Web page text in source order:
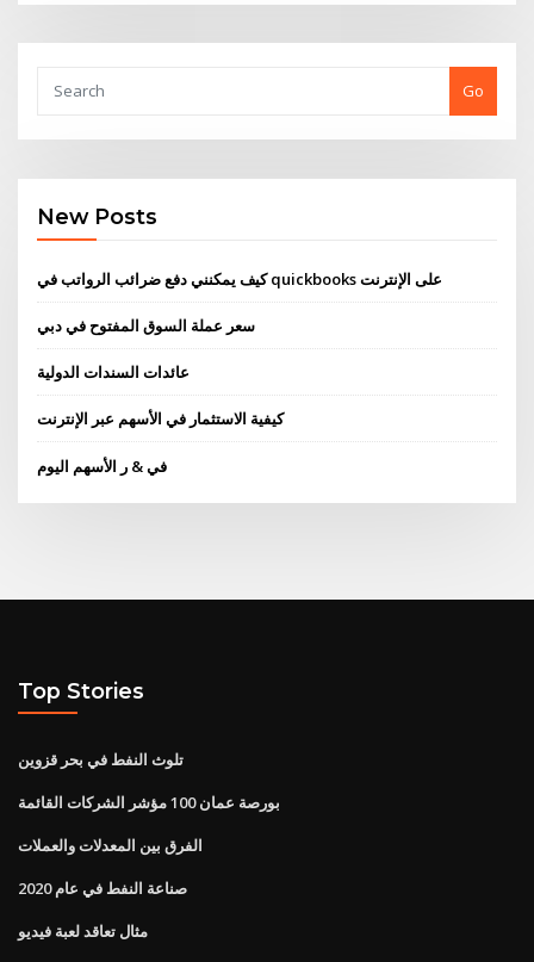
Go
New Posts
كيف يمكنني دفع ضرائب الرواتب في quickbooks على الإنترنت
سعر عملة السوق المفتوح في دبي
عائدات السندات الدولية
كيفية الاستثمار في الأسهم عبر الإنترنت
في & ر الأسهم اليوم
Top Stories
تلوث النفط في بحر قزوين
بورصة عمان 100 مؤشر الشركات القائمة
الفرق بين المعدلات والعملات
صناعة النفط في عام 2020
مثال تعاقد لعبة فيديو